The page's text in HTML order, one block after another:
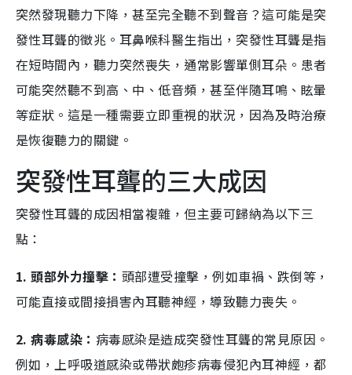
突然發現聽力下降，甚至完全聽不到聲音？這可能是突
發性耳聾的徵兆。耳鼻喉科醫生指出，突發性耳聾是指
在短時間內，聽力突然喪失，通常影響單側耳朵。患者
可能突然聽不到高、中、低音頻，甚至伴隨耳鳴、眩暈
等症狀。這是一種需要立即重視的狀況，因為及時治療
是恢復聽力的關鍵。
突發性耳聾的三大成因
突發性耳聾的成因相當複雜，但主要可歸納為以下三
點：
1. 頭部外力撞擊： 頭部遭受撞擊，例如車禍、跌倒等，
可能直接或間接損害內耳聽神經，導致聽力喪失。
2. 病毒感染： 病毒感染是造成突發性耳聾的常見原因。
例如，上呼吸道感染或帶狀皰疹病毒侵犯內耳神經，都